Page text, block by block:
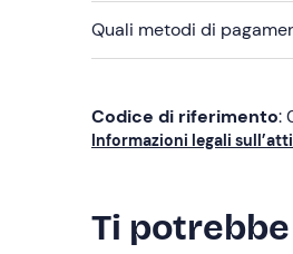
Quali metodi di
Codice di riferimento:
Informazioni legali
Ti